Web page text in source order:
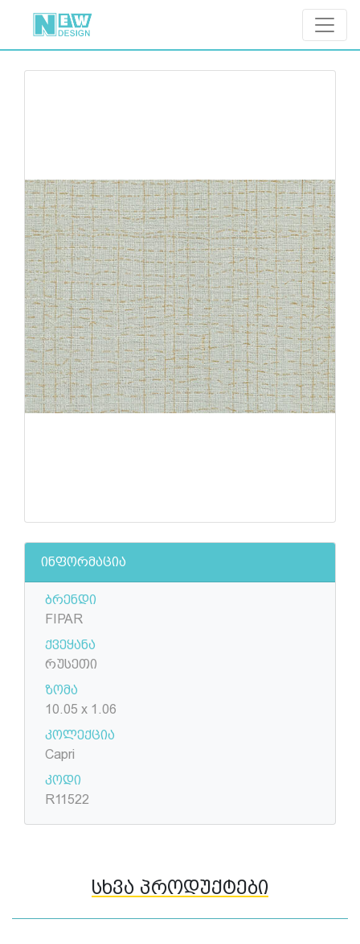
ინფორმაცია
ბრენდი
FIPAR
ქვეყანა
რუსეთი
ზომა
10.05 x 1.06
კოლექცია
Capri
კოდი
R11522
სხვა პროდუქტები